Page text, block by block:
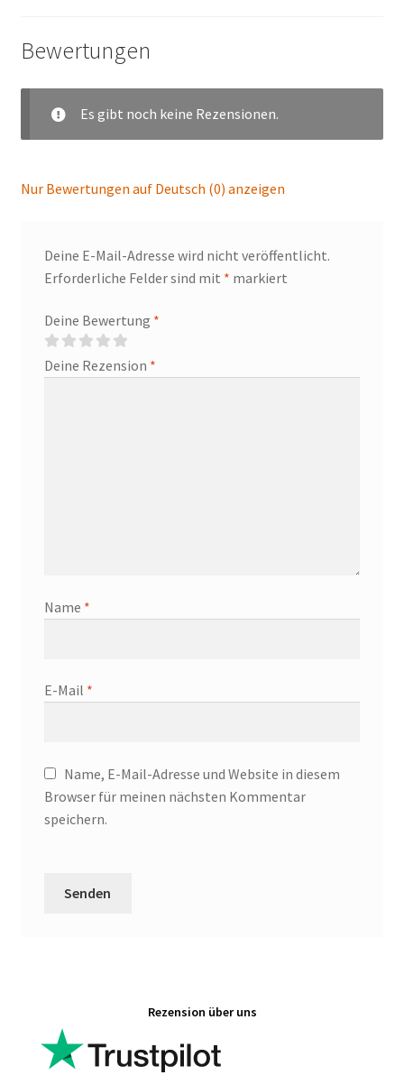
Bewertungen
Es gibt noch keine Rezensionen.
Nur Bewertungen auf Deutsch (0) anzeigen
Deine E-Mail-Adresse wird nicht veröffentlicht.
Erforderliche Felder sind mit * markiert
Deine Bewertung *
Deine Rezension *
Name *
E-Mail *
Name, E-Mail-Adresse und Website in diesem
Browser für meinen nächsten Kommentar
speichern.
Rezension über uns